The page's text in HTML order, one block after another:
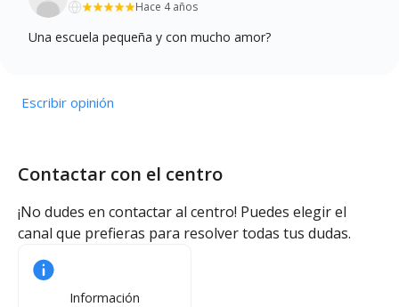
Hace 4 años
Una escuela pequeña y con mucho amor?
Escribir opinión
Contactar con el centro
¡No dudes en contactar al centro! Puedes elegir el
canal que prefieras para resolver todas tus dudas.
Información